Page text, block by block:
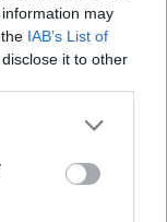
may
IAB’s List of
it to other
or more Google
You may click to
party tags to
in below Google
FERENC